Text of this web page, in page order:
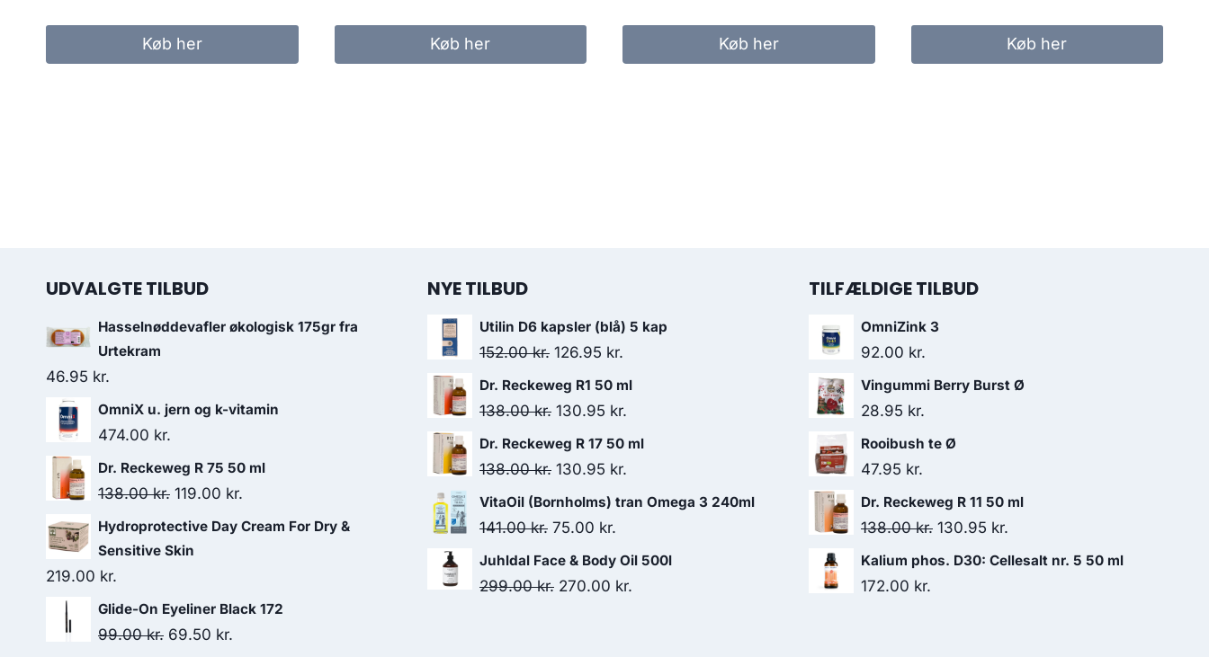
Køb her Køb her Køb her Køb her
UDVALGTE TILBUD
Hasselnøddevafler økologisk 175gr fra
Urtekram
46.95 kr.
OmniX u. jern og k-vitamin
474.00 kr.
Dr. Reckeweg R 75 50 ml
138.00kr. Den
oprindelige
pris
138.00 kr..
119.00 kr.
aktuelle
119.00 kr..
Hydroprotective Day Cream For Dry &
Sensitive Skin
219.00 kr.
Glide-On Eyeliner Black 172
99.00kr. Den
69.50 kr.
NYE TILBUD
Utilin D6 kapsler (blå) 5 kap
152.00kr. Den
oprindelige
pris
152.00 kr..
126.95 kr.
aktuelle
pris
Dr. Reckeweg R1 50 ml
138.00kr. Den
oprindelige
pris
138.00 kr..
130.95 kr.
aktuelle
Dr. Reckeweg R 17 50 ml
138.00kr. Den
oprindelige
pris
138.00 kr..
130.95 kr.
aktuelle
VitaOil (Bornholms) tran Omega 3 240ml
141.00kr. Den
oprindelige
pris
75.00 kr.
aktuelle
pris
Juhldal Face & Body Oil 500l
299.00kr. Den
270.00 kr.
TILFÆLDIGE TILBUD
OmniZink 3
92.00 kr.
Vingummi Berry Burst Ø
28.95 kr.
Rooibush te Ø
47.95 kr.
Dr. Reckeweg R 11 50 ml
138.00kr. Den
oprindelige
130.95 kr.
aktuelle
Kalium phos. D30: Cellesalt nr. 5 50 ml
172.00 kr.